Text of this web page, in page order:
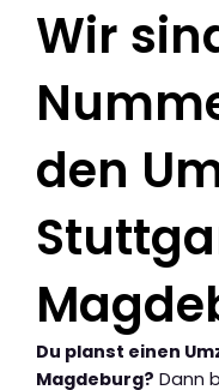
Wir
den
Du planst einen
Magdeburg? Dann